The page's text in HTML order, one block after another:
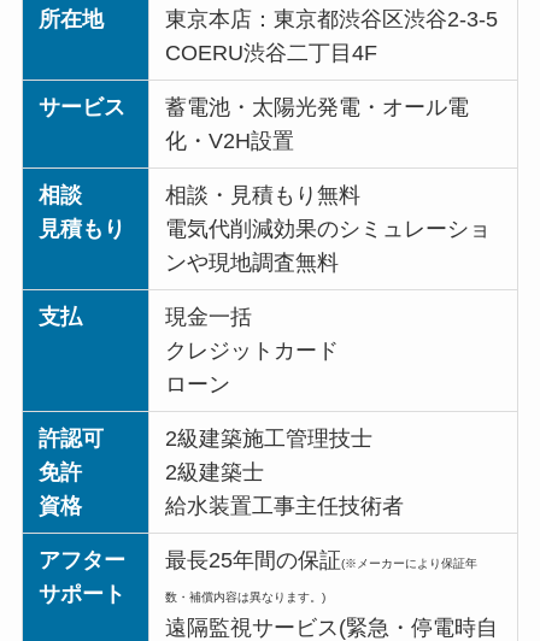
所在地
東京本店：東京都渋谷区渋谷2-3-5
COERU渋谷二丁目4F
サービス
蓄電池・太陽光発電・オール電
化・V2H設置
相談
見積もり
相談・見積もり無料
電気代削減効果のシミュレーショ
ンや現地調査無料
支払
現金一括
クレジットカード
ローン
許認可
免許
資格
2級建築施工管理技士
2級建築士
給水装置工事主任技術者
アフター
サポート
最長25年間の保証(※メーカーにより保証年
数・補償内容は異なります。)
遠隔監視サービス(緊急・停電時自